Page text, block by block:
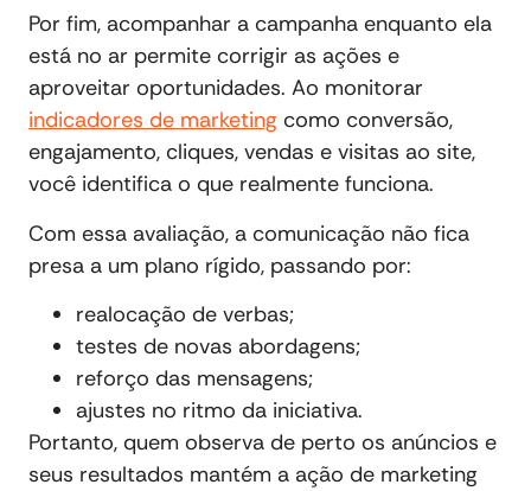
Por fim, acompanhar a campanha enquanto ela
está no ar permite corrigir as ações e
aproveitar oportunidades. Ao monitorar
indicadores de marketing como conversão,
engajamento, cliques, vendas e visitas ao site,
você identifica o que realmente funciona.
Com essa avaliação, a comunicação não fica
presa a um plano rígido, passando por:
realocação de verbas;
testes de novas abordagens;
reforço das mensagens;
ajustes no ritmo da iniciativa.
Portanto, quem observa de perto os anúncios e
seus resultados mantém a ação de marketing